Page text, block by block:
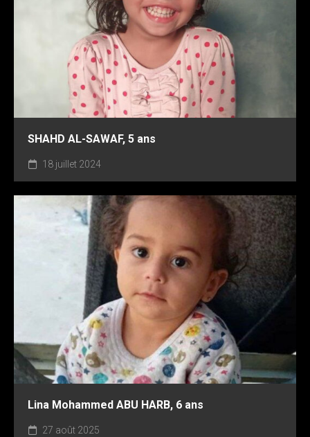
SHAHD AL-SAWAF, 5 ans
18 juillet 2024
Lina Mohammed ABU HARB, 6 ans
27 août 2025